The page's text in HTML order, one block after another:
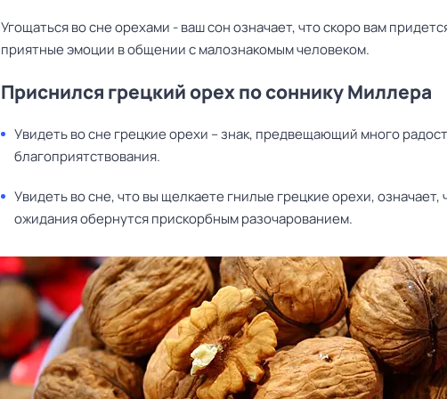
Угощаться во сне орехами - ваш сон означает, что скоро вам
приятные эмоции в общении с малознакомым человеком.
Приснился грецкий орех по соннику Миллера
Увидеть во сне грецкие орехи – знак, предвещающий много
благоприятствования.
Увидеть во сне, что вы щелкаете гнилые грецкие орехи, означает,
ожидания обернутся прискорбным разочарованием.